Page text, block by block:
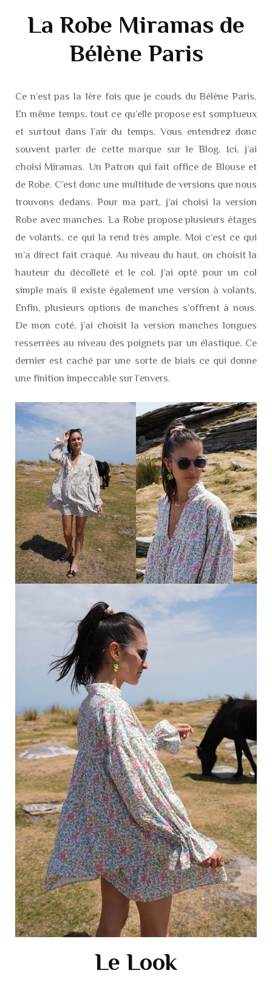
La Robe Miramas de
Bélène Paris
Ce n’est pas la 1ère fois que je couds du Bélène Paris.
En même temps, tout ce qu’elle propose est somptueux
et surtout dans l’air du temps. Vous entendrez donc
souvent parler de cette marque sur le Blog. Ici, j’ai
choisi Miramas. Un Patron qui fait office de Blouse et
de Robe. C’est donc une multitude de versions que nous
trouvons dedans. Pour ma part, j’ai choisi la version
Robe avec manches. La Robe propose plusieurs étages
de volants, ce qui la rend très ample. Moi c’est ce qui
m’a direct fait craqué. Au niveau du haut, on choisit la
hauteur du décolleté et le col. J’ai opté pour un col
simple mais il existe également une version à volants.
Enfin, plusieurs options de manches s’offrent à nous.
De mon coté, j’ai choisit la version manches longues
resserrées au niveau des poignets par un élastique. Ce
dernier est caché par une sorte de biais ce qui donne
une finition impeccable sur l’envers.
Le Look